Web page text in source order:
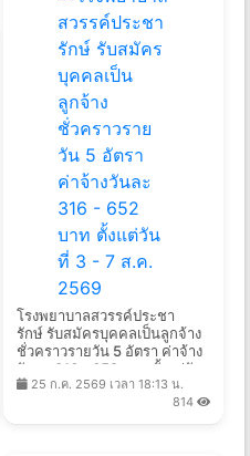
โรงพยาบาลสวรรค์ประชา
รักษ์ รับสมัครบุคคลเป็นลูกจ้าง
ชั่วคราวรายวัน 5 อัตรา ค่าจ้าง
วันละ 316 - 652 บาท ตั้งแต่วัน
ที่ 3 - 7 ส.ค. 2569
25 ก.ค. 2569 เวลา 18:13 น.
814